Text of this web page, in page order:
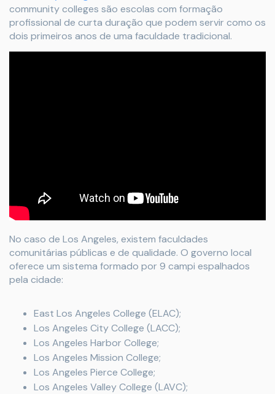
community colleges são escolas com formação
profissional de curta duração que podem servir como os
dois primeiros anos de uma faculdade tradicional.
No caso de Los Angeles, existem faculdades
comunitárias públicas e de qualidade. O governo local
oferece um sistema formado por 9 campi espalhados
pela cidade:
East Los Angeles College (ELAC);
Los Angeles City College (LACC);
Los Angeles Harbor College;
Los Angeles Mission College;
Los Angeles Pierce College;
Los Angeles Valley College (LAVC);